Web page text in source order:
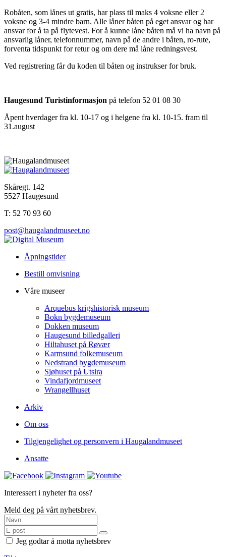
Robåten, som lånes ut gratis, har plass til maks 4 voksne eller 2
voksne og 3-4 mindre barn. Alle låner båten på eget ansvar og har
ansvar for å ta på flytevest. For å kunne låne båten må vi ha navn på
ansvarlig låner, telefonnummer, navn på de andre i båten, ro-rute,
forventa tidspunkt for retur og om dere må låne redningsvest.
Ved registrering får du koden til båten og instrukser for bruk.
Haugesund Turistinformasjon på telefon 52 01 08 30
Åpent hverdager fra kl. 10-17 og i helgene fra kl. 10-15. fram til
31.august
Skåregt. 142
5527 Haugesund
T: 52 70 93 60
post@haugalandmuseet.no
Åpningstider
Bestill omvisning
Våre museer
Arquebus krigshistorisk museum
Bokn bygdemuseum
Dokken museum
Haugesund billedgalleri
Hiltahuset på Røvær
Karmsund folkemuseum
Nedstrand bygdemuseum
Sjøhuset på Utsira
Vindafjordmuseet
Wrangellhuset
Arkiv
Om oss
Tilgjengelighet og personvern i Haugalandmuseet
Ansatte
Interessert i nyheter fra oss?
Meld deg på vårt nyhetsbrev.
Jeg godtar å motta nyhetsbrev